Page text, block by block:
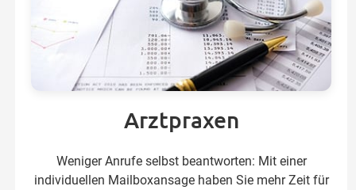
Arztpraxen
Weniger Anrufe selbst beantworten: Mit einer
individuellen Mailboxansage haben Sie mehr Zeit für